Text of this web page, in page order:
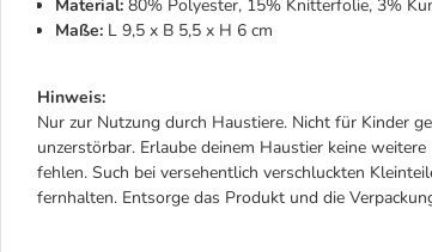
Material: 80% Polyester, 15% Knitterfolie, 3%
Maße: L 9,5 x B 5,5 x H 6 cm
Hinweis:
Nur zur Nutzung durch Haustiere. Nicht für Kinder
unzerstörbar. Erlaube deinem Haustier keine
fehlen. Such bei versehentlich verschluckten
fernhalten. Entsorge das Produkt und die